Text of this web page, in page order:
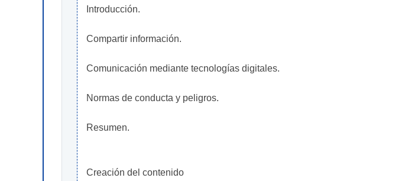
Introducción.
Compartir información.
Comunicación mediante tecnologías digitales.
Normas de conducta y peligros.
Resumen.
Creación del contenido